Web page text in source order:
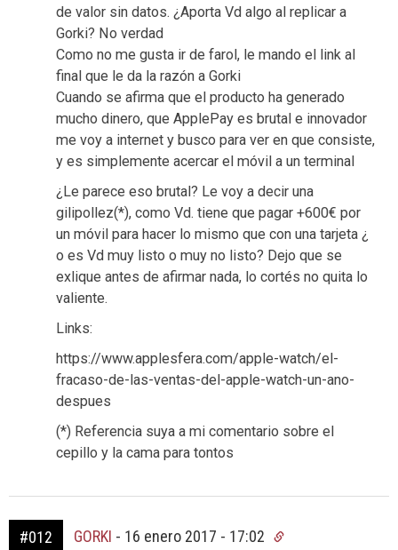
de valor sin datos. ¿Aporta Vd algo al replicar a
Gorki? No verdad
Como no me gusta ir de farol, le mando el link al
final que le da la razón a Gorki
Cuando se afirma que el producto ha generado
mucho dinero, que ApplePay es brutal e innovador
me voy a internet y busco para ver en que consiste,
y es simplemente acercar el móvil a un terminal
¿Le parece eso brutal? Le voy a decir una
gilipollez(*), como Vd. tiene que pagar +600€ por
un móvil para hacer lo mismo que con una tarjeta ¿
o es Vd muy listo o muy no listo? Dejo que se
exlique antes de afirmar nada, lo cortés no quita lo
valiente.
Links:
https://www.applesfera.com/apple-watch/el-
fracaso-de-las-ventas-del-apple-watch-un-ano-
despues
(*) Referencia suya a mi comentario sobre el
cepillo y la cama para tontos
#012 GORKI - 16 enero 2017 - 17:02